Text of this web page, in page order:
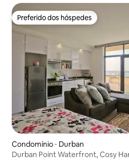
Preferido dos hóspedes
Preferido dos hóspedes
Condomínio ⋅ Durban
Durban Point Waterfront, Cosy